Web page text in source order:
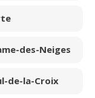
des-Neiges
de-la-Croix